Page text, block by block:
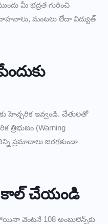
మీ భద్రత గురించి
వాహనాలు, మంటలు లేదా విద్యుత్
హెచ్చరిక ఇవ్వండి. చేతులతో
(Warning
ప్రమాదాలు జరగకుండా
కాల్ చేయండి
వెంటనే 108 అంబులెన్స్‌కు